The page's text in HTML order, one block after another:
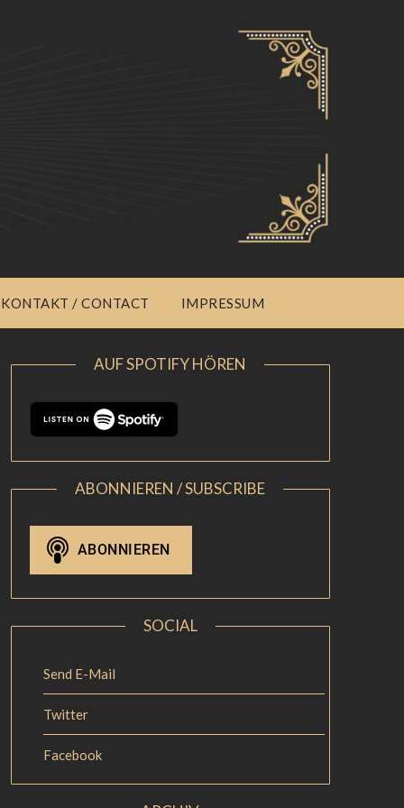
KONTAKT / CONTACT IMPRESSUM
AUF SPOTIFY HÖREN
ABONNIEREN / SUBSCRIBE
SOCIAL
Send E-Mail
Twitter
Facebook